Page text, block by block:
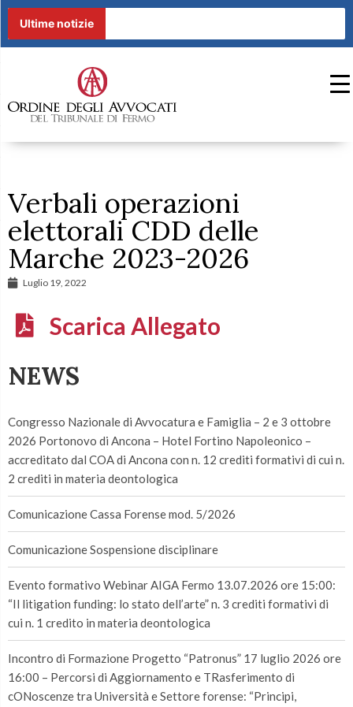
Ultime notizie
Verbali operazioni
elettorali CDD delle
Marche 2023-2026
Luglio 19, 2022
Scarica Allegato
NEWS
Congresso Nazionale di Avvocatura e Famiglia – 2 e 3 ottobre
2026 Portonovo di Ancona – Hotel Fortino Napoleonico –
accreditato dal COA di Ancona con n. 12 crediti formativi di cui n.
2 crediti in materia deontologica
Comunicazione Cassa Forense mod. 5/2026
Comunicazione Sospensione disciplinare
Evento formativo Webinar AIGA Fermo 13.07.2026 ore 15:00:
“Il litigation funding: lo stato dell’arte” n. 3 crediti formativi di
cui n. 1 credito in materia deontologica
Incontro di Formazione Progetto “Patronus” 17 luglio 2026 ore
16:00 – Percorsi di Aggiornamento e TRasferimento di
cONoscenze tra Università e Settore forense: “Principi,